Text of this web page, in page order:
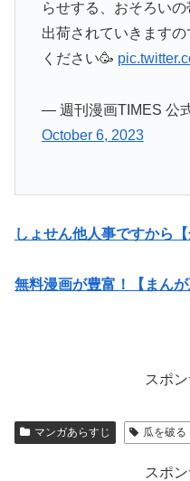
らせする、おそろい
出荷されていきます
ください🥳
— 週刊漫画TIMES 公
October 6, 2023
しょせん他人事ですから
無料漫画が豊富！【まんが
スポ
マンガあらすじ 瓜を破る
スポ